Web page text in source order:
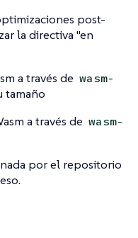
post-
la directiva "en
a través de wasm-
tamaño
a través de wasm-
por el repositorio